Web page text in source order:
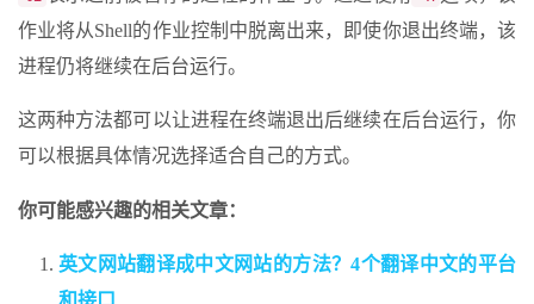
作业将从Shell的作业控制中脱离出来，即使你退出终端，该
进程仍将继续在后台运行。
这两种方法都可以让进程在终端退出后继续在后台运行，你
可以根据具体情况选择适合自己的方式。
你可能感兴趣的相关文章：
英文网站翻译成中文网站的方法？4个翻译中文的平台